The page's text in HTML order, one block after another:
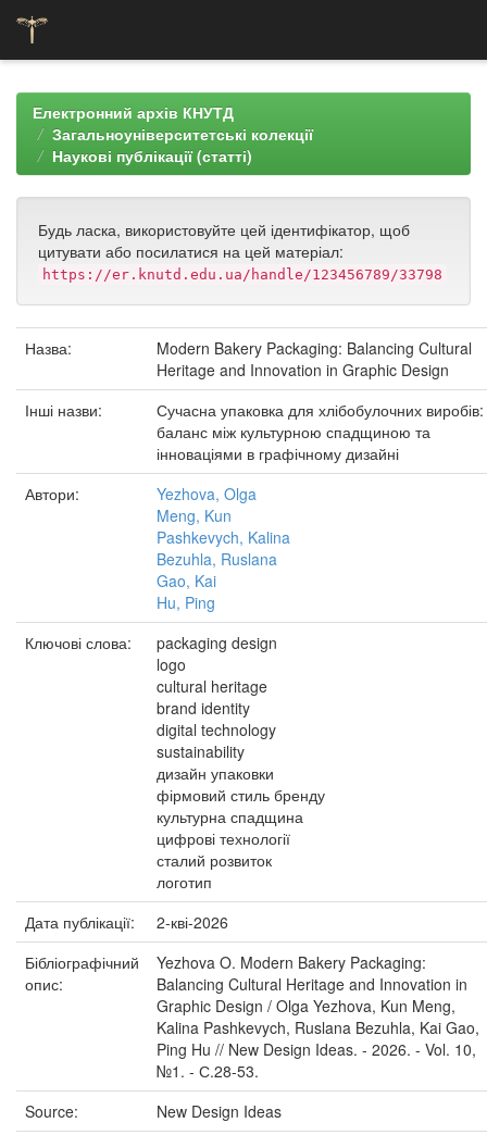
navigationЕлектронний архів КНУТД
Загальноуніверситетські колекції
Наукові публікації (статті)
Будь ласка, використовуйте цей ідентифікатор, щоб
цитувати або посилатися на цей матеріал:
https://er.knutd.edu.ua/handle/123456789/33798
Назва:
Modern Bakery Packaging: Balancing Cultural
Heritage and Innovation in Graphic Design
Інші назви:
Сучасна упаковка для хлібобулочних виробів:
баланс між культурною спадщиною та
інноваціями в графічному дизайні
Автори:
Yezhova, Olga
Meng, Kun
Pashkevych, Kalina
Bezuhla, Ruslana
Gao, Kai
Hu, Ping
Ключові слова:
packaging design
logo
cultural heritage
brand identity
digital technology
sustainability
дизайн упаковки
фірмовий стиль бренду
культурна спадщина
цифрові технології
сталий розвиток
логотип
Дата публікації:
2-кві-2026
Бібліографічний
опис:
Yezhova O. Modern Bakery Packaging:
Balancing Cultural Heritage and Innovation in
Graphic Design / Olga Yezhova, Kun Meng,
Kalina Pashkevych, Ruslana Bezuhla, Kai Gao,
Ping Hu // New Design Ideas. - 2026. - Vol. 10,
№1. - С.28-53.
Source:
New Design Ideas